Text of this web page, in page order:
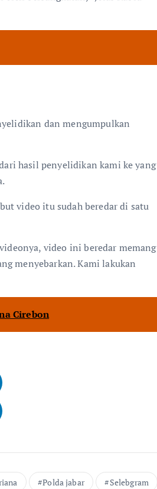
dan mengumpulkan
hasil penyelidikan kami ke yang
video itu sudah beredar di satu
video ini beredar memang
menyebarkan. Kami lakukan
Cirebon
Polda jabar
Selebgram